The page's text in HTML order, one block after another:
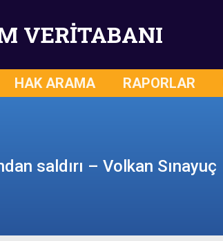
VERİTABANI
HAK ARAMA RAPORLAR
saldırı – Volkan Sınayuç